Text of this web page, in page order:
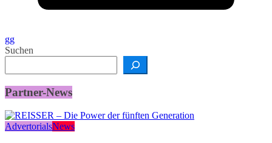
gg
Suchen
Partner-News
AdvertorialsNews